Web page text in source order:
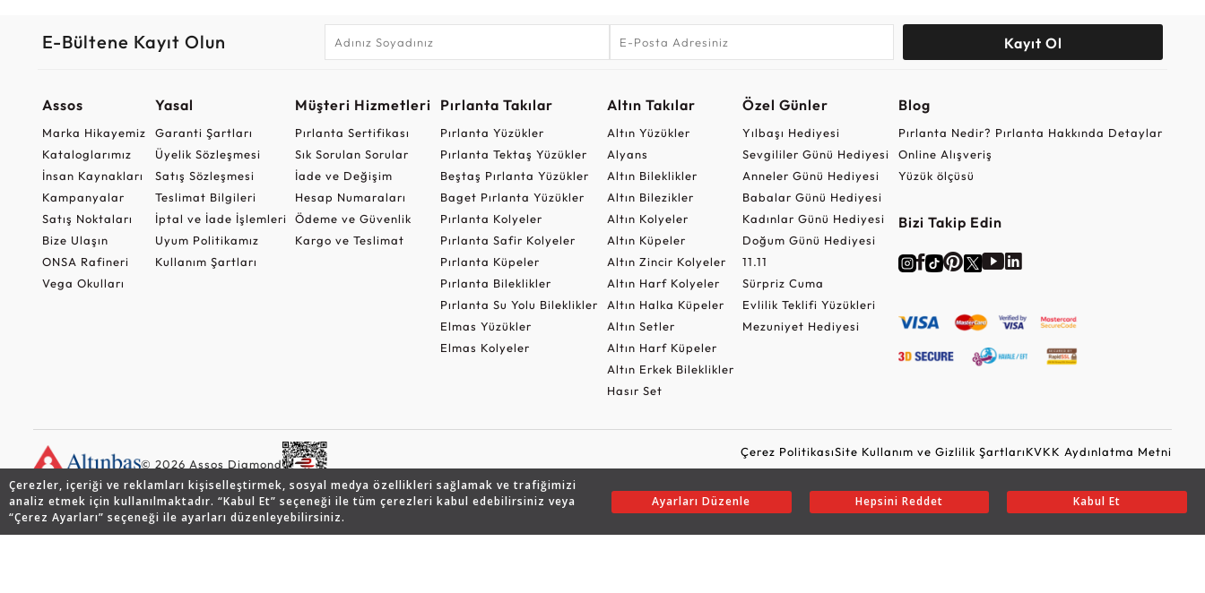
Çerezler, içeriği ve reklamları kişiselleştirmek, sosyal medya özellikleri sağlamak ve trafiğimizi
analiz etmek için kullanılmaktadır. “Kabul Et” seçeneği ile tüm çerezleri kabul edebilirsiniz veya
“Çerez Ayarları” seçeneği ile ayarları düzenleyebilirsiniz.
Ayarları Düzenle Hepsini Reddet Kabul Et
E-Bültene Kayıt Olun Kayıt Ol
Assos
Marka Hikayemiz
Kataloglarımız
İnsan Kaynakları
Kampanyalar
Satış Noktaları
Bize Ulaşın
ONSA Rafineri
Vega Okulları
Yasal
Garanti Şartları
Üyelik Sözleşmesi
Satış Sözleşmesi
Teslimat Bilgileri
İptal ve İade İşlemleri
Uyum Politikamız
Kullanım Şartları
Müşteri Hizmetleri
Pırlanta Sertifikası
Sık Sorulan Sorular
İade ve Değişim
Hesap Numaraları
Ödeme ve Güvenlik
Kargo ve Teslimat
Pırlanta Takılar
Pırlanta Yüzükler
Pırlanta Tektaş Yüzükler
Beştaş Pırlanta Yüzükler
Baget Pırlanta Yüzükler
Pırlanta Kolyeler
Pırlanta Safir Kolyeler
Pırlanta Küpeler
Pırlanta Bileklikler
Pırlanta Su Yolu Bileklikler
Elmas Yüzükler
Elmas Kolyeler
Altın Takılar
Altın Yüzükler
Alyans
Altın Bileklikler
Altın Bilezikler
Altın Kolyeler
Altın Küpeler
Altın Zincir Kolyeler
Altın Harf Kolyeler
Altın Halka Küpeler
Altın Setler
Altın Harf Küpeler
Altın Erkek Bileklikler
Hasır Set
Özel Günler
Yılbaşı Hediyesi
Sevgililer Günü Hediyesi
Anneler Günü Hediyesi
Babalar Günü Hediyesi
Kadınlar Günü Hediyesi
Doğum Günü Hediyesi
11.11
Sürpriz Cuma
Evlilik Teklifi Yüzükleri
Mezuniyet Hediyesi
Blog
Pırlanta Nedir? Pırlanta Hakkında Detaylar
Online Alışveriş
Yüzük ölçüsü
Bizi Takip Edin
© 2026 Assos Diamond
Çerez PolitikasıSite Kullanım ve Gizlilik ŞartlarıKVKK Aydınlatma Metni